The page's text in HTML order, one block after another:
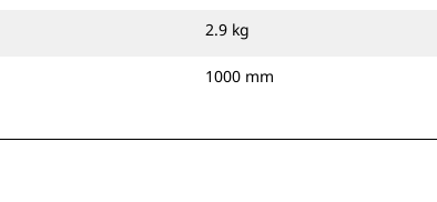
2.9 kg
1000 mm